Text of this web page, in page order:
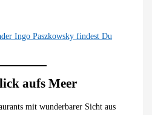
Ingo Paszkowsky findest Du
aufs Meer
mit wunderbarer Sicht aus